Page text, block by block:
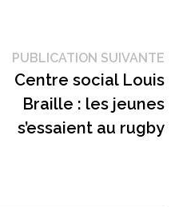
PUBLICATION SUIVANTE
Centre social Louis
Braille : les jeunes
s’essaient au rugby